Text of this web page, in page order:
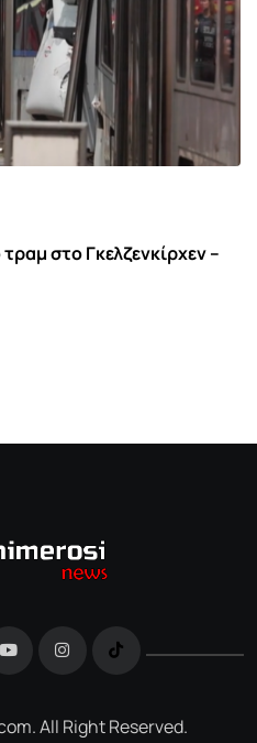
στο Γκελζενκίρχεν –
All Right Reserved.